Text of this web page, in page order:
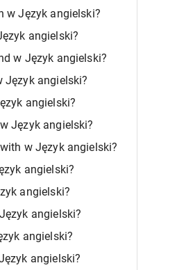
w Język angielski?
angielski?
w Język angielski?
Język angielski?
angielski?
Język angielski?
w Język angielski?
angielski?
angielski?
angielski?
angielski?
angielski?